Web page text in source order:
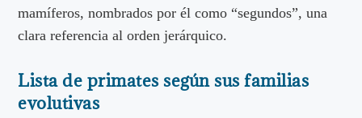
mamíferos, nombrados por él como “segundos”, una
clara referencia al orden jerárquico.
Lista de primates según sus familias
evolutivas